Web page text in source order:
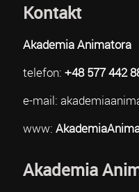
Kontakt
Akademia Animatora
telefon: +48 577 442
e-mail:
www:
Akademia